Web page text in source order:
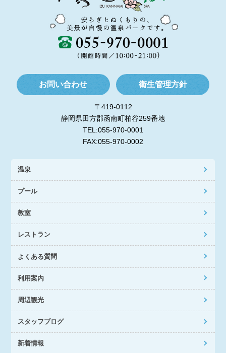
お問い合わせ 衛生管理方針
〒419-0112
静岡県田方郡函南町柏谷259番地
TEL:055-970-0001
FAX:055-970-0002
温泉
プール
教室
レストラン
よくある質問
利用案内
周辺観光
スタッフブログ
新着情報